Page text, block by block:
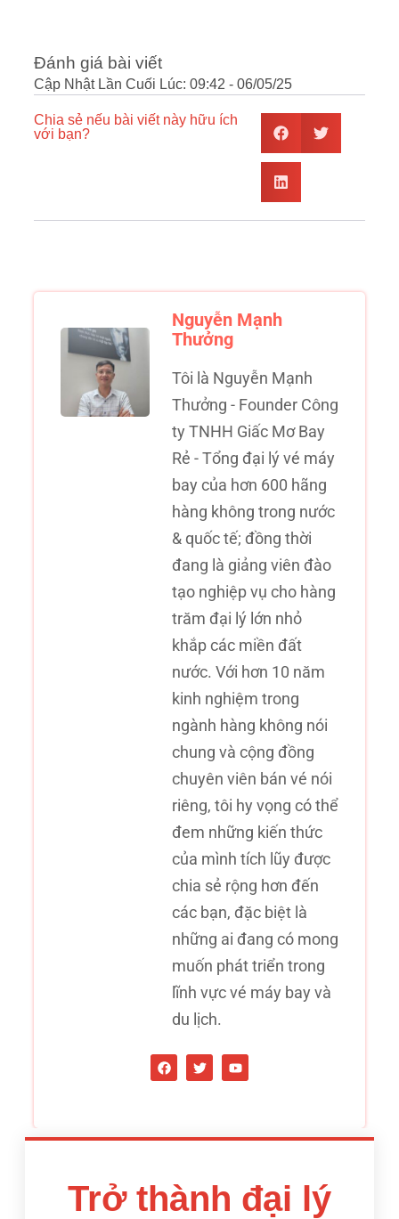
Đánh giá bài viết
Cập Nhật Lần Cuối Lúc: 09:42 - 06/05/25
Chia sẻ nếu bài viết này hữu ích
với bạn?
Nguyễn Mạnh
Thưởng
Tôi là Nguyễn Mạnh
Thưởng - Founder Công
ty TNHH Giấc Mơ Bay
Rẻ - Tổng đại lý vé máy
bay của hơn 600 hãng
hàng không trong nước
& quốc tế; đồng thời
đang là giảng viên đào
tạo nghiệp vụ cho hàng
trăm đại lý lớn nhỏ
khắp các miền đất
nước. Với hơn 10 năm
kinh nghiệm trong
ngành hàng không nói
chung và cộng đồng
chuyên viên bán vé nói
riêng, tôi hy vọng có thể
đem những kiến thức
của mình tích lũy được
chia sẻ rộng hơn đến
các bạn, đặc biệt là
những ai đang có mong
muốn phát triển trong
lĩnh vực vé máy bay và
du lịch.
Trở thành đại lý